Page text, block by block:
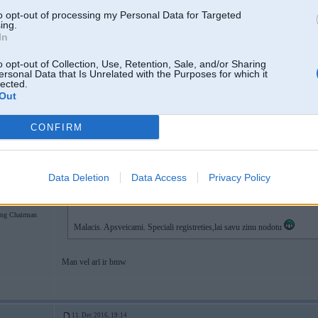
opt-out of processing my Personal Data for Targeted
opt-out of Collection, Use, Retention, Sale, and/or Sharing
Data that Is Unrelated with the Purposes for which it
CONFIRM
Data Deletion Data Access Privacy Policy
Chairman
11 Dec 2016, 17:04:03@Marteens
Katru dienu arW140
Malacis. Apsveicami. Speciali registreties,lai savu zinu nodotu
Man vel arī ir bmw
11. Dec 2016, 19:14